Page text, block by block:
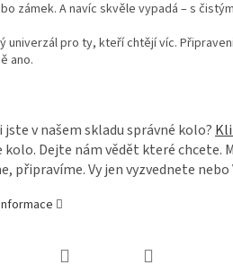
zámek. A navíc skvěle vypadá – s
univerzál pro ty, kteří chtějí víc.
ano.
jste v našem skladu správné kolo?
Dejte nám vědět které chcete.
připravíme. Vy jen vyzvednete